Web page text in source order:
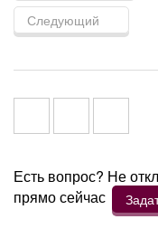
Следующий
Есть вопрос? Не
прямо сейчас